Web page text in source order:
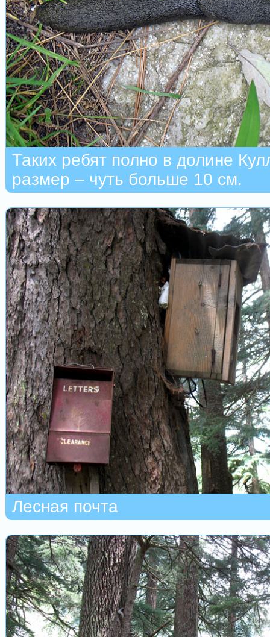
Таких ребят полно в долине
размер – чуть больше 10 см.
Лесная почта